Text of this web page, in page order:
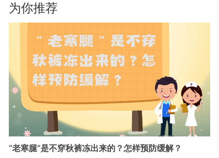
为你推荐
“老寒腿”是不穿秋裤冻出来的？怎样预防缓解？